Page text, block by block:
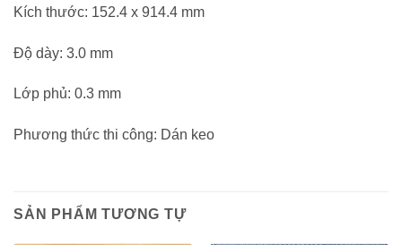
Kích thước: 152.4 x 914.4 mm
Độ dày: 3.0 mm
Lớp phủ: 0.3 mm
Phương thức thi công: Dán keo
SẢN PHẨM TƯƠNG TỰ